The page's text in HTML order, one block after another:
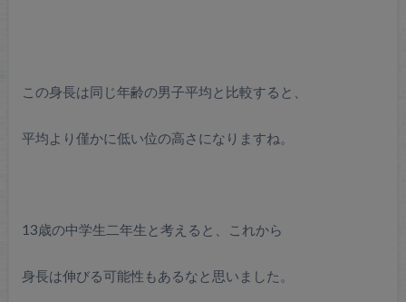
この身長は同じ年齢の男子平均と比較すると、
平均より僅かに低い位の高さになりますね。
13歳の中学生二年生と考えると、これから
身長は伸びる可能性もあるなと思いました。